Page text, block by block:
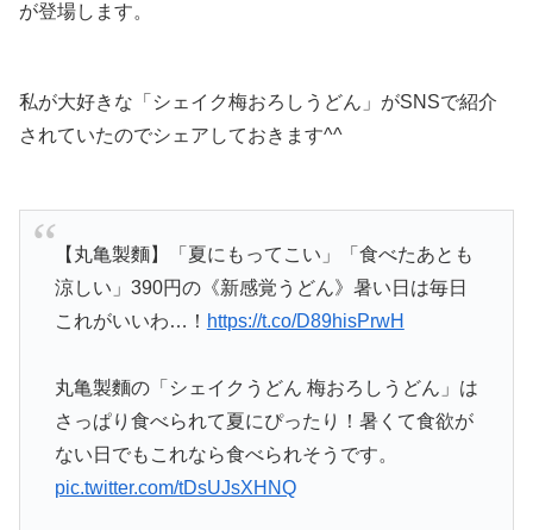
が登場します。
私が大好きな「シェイク梅おろしうどん」がSNSで紹介
されていたのでシェアしておきます^^
【丸亀製麵】「夏にもってこい」「食べたあとも
涼しい」390円の《新感覚うどん》暑い日は毎日
これがいいわ…！ https://t.co/D89hisPrwH
丸亀製麵の「シェイクうどん 梅おろしうどん」は
さっぱり食べられて夏にぴったり！暑くて食欲が
ない日でもこれなら食べられそうです。
pic.twitter.com/tDsUJsXHNQ